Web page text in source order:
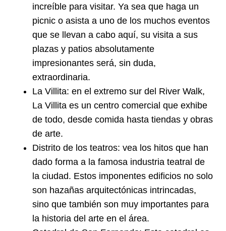
increíble para visitar. Ya sea que haga un
picnic o asista a uno de los muchos eventos
que se llevan a cabo aquí, su visita a sus
plazas y patios absolutamente
impresionantes será, sin duda,
extraordinaria.
La Villita: en el extremo sur del River Walk,
La Villita es un centro comercial que exhibe
de todo, desde comida hasta tiendas y obras
de arte.
Distrito de los teatros: vea los hitos que han
dado forma a la famosa industria teatral de
la ciudad. Estos imponentes edificios no solo
son hazañas arquitectónicas intrincadas,
sino que también son muy importantes para
la historia del arte en el área.